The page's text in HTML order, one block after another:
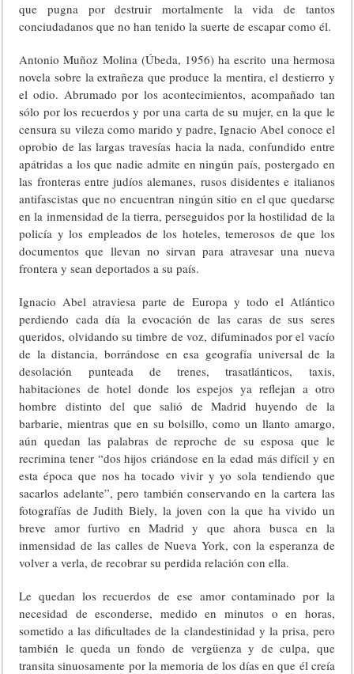
que pugna por destruir mortalmente la vida de tantos
conciudadanos que no han tenido la suerte de escapar como él.
Antonio Muñoz Molina (Úbeda, 1956) ha escrito una hermosa
novela sobre la extrañeza que produce la mentira, el destierro y
el odio. Abrumado por los acontecimientos, acompañado tan
sólo por los recuerdos y por una carta de su mujer, en la que le
censura su vileza como marido y padre, Ignacio Abel conoce el
oprobio de las largas travesías hacia la nada, confundido entre
apátridas a los que nadie admite en ningún país, postergado en
las fronteras entre judíos alemanes, rusos disidentes e italianos
antifascistas que no encuentran ningún sitio en el que quedarse
en la inmensidad de la tierra, perseguidos por la hostilidad de la
policía y los empleados de los hoteles, temerosos de que los
documentos que llevan no sirvan para atravesar una nueva
frontera y sean deportados a su país.
Ignacio Abel atraviesa parte de Europa y todo el Atlántico
perdiendo cada día la evocación de las caras de sus seres
queridos, olvidando su timbre de voz, difuminados por el vacío
de la distancia, borrándose en esa geografía universal de la
desolación punteada de trenes, trasatlánticos, taxis,
habitaciones de hotel donde los espejos ya reflejan a otro
hombre distinto del que salió de Madrid huyendo de la
barbarie, mientras que en su bolsillo, como un llanto amargo,
aún quedan las palabras de reproche de su esposa que le
recrimina tener “dos hijos criándose en la edad más difícil y en
esta época que nos ha tocado vivir y yo sola tendiendo que
sacarlos adelante”, pero también conservando en la cartera las
fotografías de Judith Biely, la joven con la que ha vivido un
breve amor furtivo en Madrid y que ahora busca en la
inmensidad de las calles de Nueva York, con la esperanza de
volver a verla, de recobrar su perdida relación con ella.
Le quedan los recuerdos de ese amor contaminado por la
necesidad de esconderse, medido en minutos o en horas,
sometido a las dificultades de la clandestinidad y la prisa, pero
también le queda un fondo de vergüenza y de culpa, que
transita sinuosamente por la memoria de los días en que él creía